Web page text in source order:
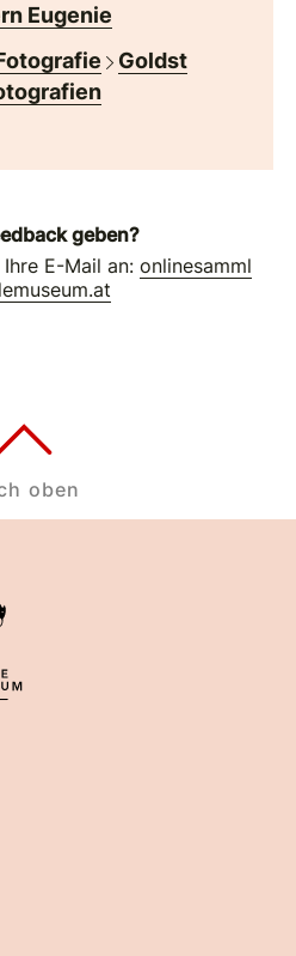
Eugenie
Goldst
geben?
Ihre E-Mail an:onlinesamml
oben